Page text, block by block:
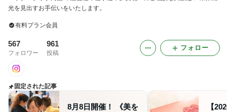
光を見出すお手伝いをいたします。
有料プラン会員
567
フォロワー
961
投稿
フォロー
固定された記事
8月8日開催！ 《美を
【